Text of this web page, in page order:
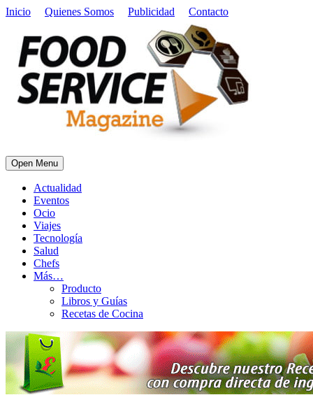
Inicio Quienes Somos Publicidad Contacto
Open Menu
Actualidad
Eventos
Ocio
Viajes
Tecnología
Salud
Chefs
Más…
Producto
Libros y Guías
Recetas de Cocina